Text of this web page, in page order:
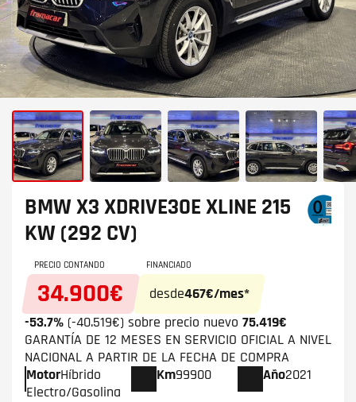
BMW X3XDRIVE30E XLINE 215
KW (292 CV)
PRECIO CONTANDO
34.900€
FINANCIADO
desde467€/mes*
-53.7% (-40.519€) sobre precio nuevo 75.419€
GARANTÍA DE 12 MESES EN SERVICIO OFICIAL A NIVEL
NACIONAL A PARTIR DE LA FECHA DE COMPRA
MotorHíbrido
Electro/Gasolina
Km99900 Año2021